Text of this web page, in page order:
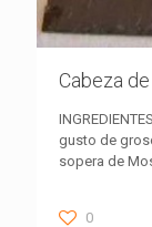
Cabeza
gusto de
sopera de
0